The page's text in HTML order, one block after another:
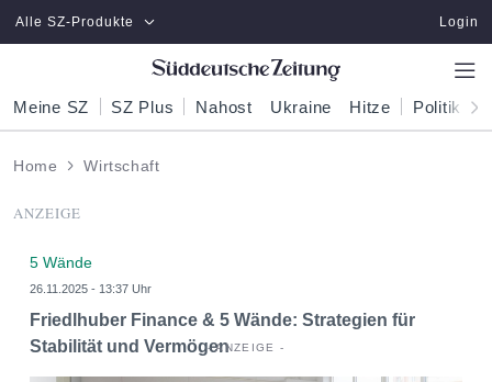
Zum Hauptinhalt springen
Alle SZ-Produkte Login
Meine SZ SZ Plus Nahost Ukraine Hitze Politik
Home Wirtschaft
ANZEIGE
5 Wände
26.11.2025 - 13:37 Uhr
Friedlhuber Finance & 5 Wände: Strategien für
Stabilität und Vermögen